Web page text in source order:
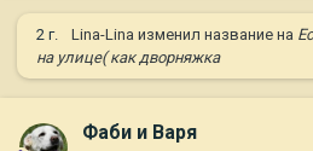
2 г. Lina-Lina изменил название на
на улице( как дворняжка
Фаби и Варя